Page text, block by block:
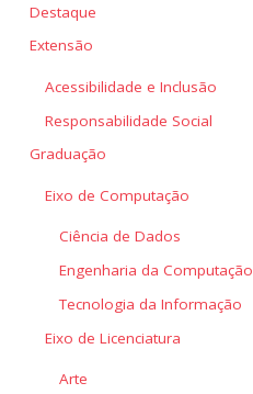
Destaque
Extensão
Acessibilidade e Inclusão
Responsabilidade Social
Graduação
Eixo de Computação
Ciência de Dados
Engenharia da Computação
Tecnologia da Informação
Eixo de Licenciatura
Arte